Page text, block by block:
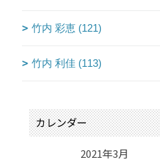
竹内 彩恵 (121)
竹内 利佳 (113)
カレンダー
2021年3月